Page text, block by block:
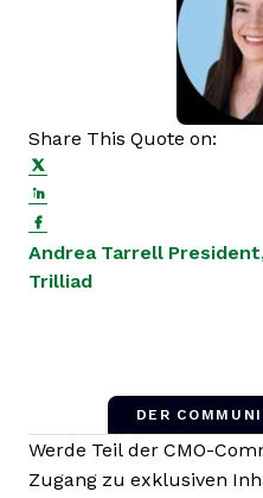
Share This Quote on:
Andrea Tarrell Opens
TrilliadOpens new
DER
Werde Teil der CMO-
Zugang zu exklusiven